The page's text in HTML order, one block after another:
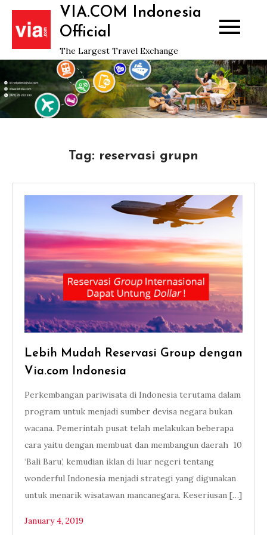
Skip
content
VIA.COM Indonesia
Official
The Largest Travel Exchange
Tag: reservasi grupn
Lebih Mudah Reservasi Group dengan
Via.com Indonesia
Perkembangan pariwisata di Indonesia terutama dalam
program untuk menjadi sumber devisa negara bukan
wacana. Pemerintah pusat telah melakukan beberapa
cara yaitu dengan membuat dan membangun daerah 10
‘Bali Baru’, kemudian iklan di luar negeri tentang
wonderful Indonesia menjadi strategi yang digunakan
untuk menarik wisatawan mancanegara. Keseriusan […]
January 4, 2019